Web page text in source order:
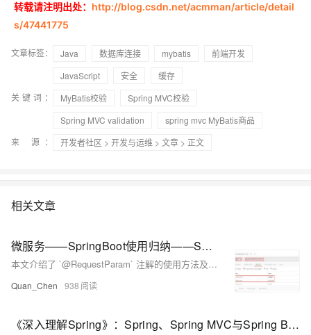
转载请注明出处： http://blog.csdn.net/acmman/article/detail
s/47441775
文章标签： Java 数据库连接 mybatis
前端开发
JavaScript
安全
缓存
关键词：
MyBatis校验
Spring MVC校验
Spring MVC validation
spring mvc MyBatis商品
来 源：
开发者社区 > 开发与运维 > 文章 > 正文
相关文章
微服务——SpringBoot使用归纳——Spring Boot中的MVC支持——@RequestParam
本文介绍了 `@RequestParam` 注解的使用方法及其与 `@PathVariable` 的区别。`@RequestParam` 用于从请求中获取参数值（如 GET 请求的 URL 参数或 POST 请求的表单数据），而 `@PathVariable` 用于从 URL 模板中提取参数。文章通过示例代码详细说明了 `@RequestParam` 的常用属性，如 `required` 和 `defaultValue`，并展示了如何用实体类封装大量表单参数以简化处理流程。最后，结合 Postman 测试工具验证了接口的功能。
Quan_Chen 938
《深入理解Spring》：Spring、Spring MVC与Spring Boot的深度解析